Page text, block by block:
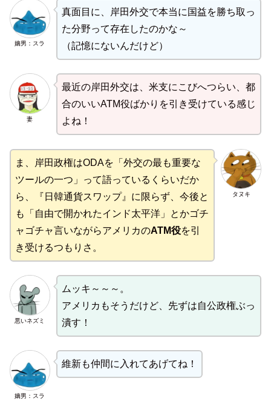
嫡男：スラ
真面目に、岸田外交で本当に国益を勝ち取っ
た分野って存在したのかな～
（記憶にないんだけど）
妻
最近の岸田外交は、米支にこびへつらい、都
合のいいATM役ばかりを引き受けている感じ
よね！
タヌキ
ま、岸田政権はODAを「外交の最も重要な
ツールの一つ」って語っているくらいだか
ら、『日韓通貨スワップ』に限らず、今後と
も「自由で開かれたインド太平洋」とかゴチ
ャゴチャ言いながらアメリカのATM役を引
き受けるつもりさ。
悪いネズミ
ムッキ～～～。
アメリカもそうだけど、先ずは自公政権ぶっ
潰す！
嫡男：スラ
維新も仲間に入れてあげてね！